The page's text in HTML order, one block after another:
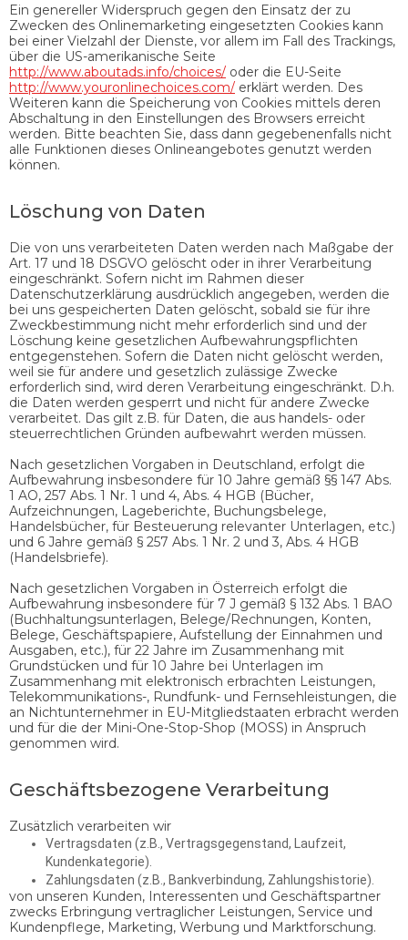
Ein genereller Widerspruch gegen den Einsatz der zu
Zwecken des Onlinemarketing eingesetzten Cookies kann
bei einer Vielzahl der Dienste, vor allem im Fall des Trackings,
über die US-amerikanische Seite
http://www.aboutads.info/choices/ oder die EU-Seite
http://www.youronlinechoices.com/ erklärt werden. Des
Weiteren kann die Speicherung von Cookies mittels deren
Abschaltung in den Einstellungen des Browsers erreicht
werden. Bitte beachten Sie, dass dann gegebenenfalls nicht
alle Funktionen dieses Onlineangebotes genutzt werden
können.
Löschung von Daten
Die von uns verarbeiteten Daten werden nach Maßgabe der
Art. 17 und 18 DSGVO gelöscht oder in ihrer Verarbeitung
eingeschränkt. Sofern nicht im Rahmen dieser
Datenschutzerklärung ausdrücklich angegeben, werden die
bei uns gespeicherten Daten gelöscht, sobald sie für ihre
Zweckbestimmung nicht mehr erforderlich sind und der
Löschung keine gesetzlichen Aufbewahrungspflichten
entgegenstehen. Sofern die Daten nicht gelöscht werden,
weil sie für andere und gesetzlich zulässige Zwecke
erforderlich sind, wird deren Verarbeitung eingeschränkt. D.h.
die Daten werden gesperrt und nicht für andere Zwecke
verarbeitet. Das gilt z.B. für Daten, die aus handels- oder
steuerrechtlichen Gründen aufbewahrt werden müssen.
Nach gesetzlichen Vorgaben in Deutschland, erfolgt die
Aufbewahrung insbesondere für 10 Jahre gemäß §§ 147 Abs.
1 AO, 257 Abs. 1 Nr. 1 und 4, Abs. 4 HGB (Bücher,
Aufzeichnungen, Lageberichte, Buchungsbelege,
Handelsbücher, für Besteuerung relevanter Unterlagen, etc.)
und 6 Jahre gemäß § 257 Abs. 1 Nr. 2 und 3, Abs. 4 HGB
(Handelsbriefe).
Nach gesetzlichen Vorgaben in Österreich erfolgt die
Aufbewahrung insbesondere für 7 J gemäß § 132 Abs. 1 BAO
(Buchhaltungsunterlagen, Belege/Rechnungen, Konten,
Belege, Geschäftspapiere, Aufstellung der Einnahmen und
Ausgaben, etc.), für 22 Jahre im Zusammenhang mit
Grundstücken und für 10 Jahre bei Unterlagen im
Zusammenhang mit elektronisch erbrachten Leistungen,
Telekommunikations-, Rundfunk- und Fernsehleistungen, die
an Nichtunternehmer in EU-Mitgliedstaaten erbracht werden
und für die der Mini-One-Stop-Shop (MOSS) in Anspruch
genommen wird.
Geschäftsbezogene Verarbeitung
Zusätzlich verarbeiten wir
Vertragsdaten (z.B., Vertragsgegenstand, Laufzeit,
Kundenkategorie).
Zahlungsdaten (z.B., Bankverbindung, Zahlungshistorie).
von unseren Kunden, Interessenten und Geschäftspartner
zwecks Erbringung vertraglicher Leistungen, Service und
Kundenpflege, Marketing, Werbung und Marktforschung.